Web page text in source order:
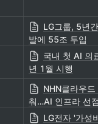
LG그룹, 5년
발에 55조 투입
국내 첫 AI 의
년 1월 시행
NHN클라우
춰…AI 인프라 선
LG전자 '가성